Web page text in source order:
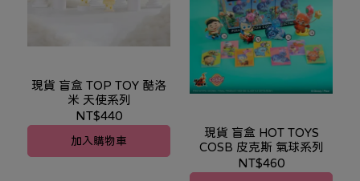
現貨 盲盒 TOP TOY 酷洛
米 天使系列
NT$440
加入購物車
現貨 盲盒 HOT TOYS
COSB 皮克斯 氣球系列
NT$460